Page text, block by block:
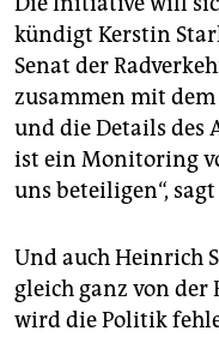
kündigt Kerstin
Senat der
zusammen mit dem
und die Details des
ist ein Monitoring
uns beteiligen“,
Und auch Heinrich
gleich ganz von der
wird die Politik